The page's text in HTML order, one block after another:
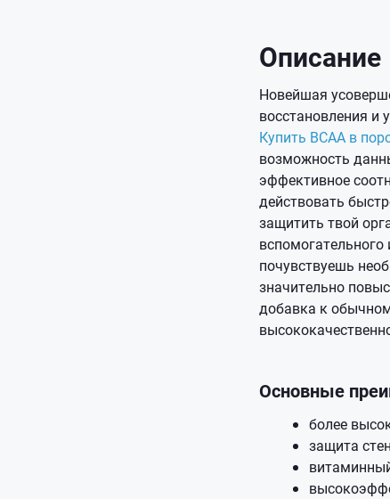
Описание
Новейшая
восстановления и
Купить ВСАА в
возможность
эффективное
действовать
защитить твой
почувствуешь
значительно
добавка к
Основные
более
защита